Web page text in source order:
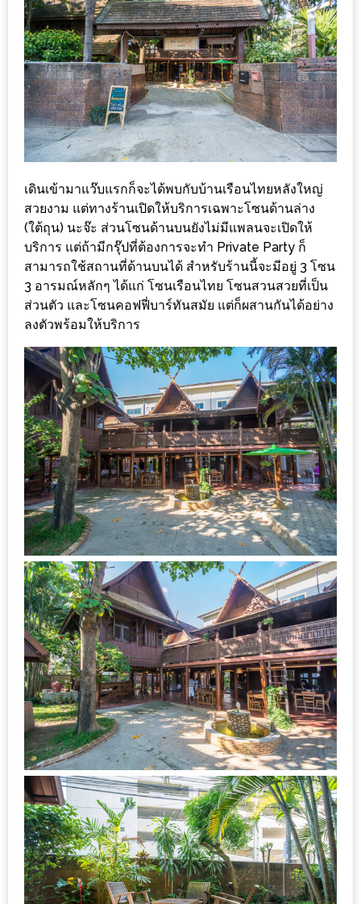
ต้อง
มา
ลอง
ถนน
คน
เดิน
วัน
ท่าแพ
เชียงใหม่
CART
CHECKOUT
DRAFT
–
บาร์บีคิว
สาว
เหนือ
กับ
สลัด
หนุ่ม
บ้านนา
เมนู
เด็ด
จาก
ANNA
FARM
ที่
เอาชนะ
ใจ
กรรมการ
จาก
THE
DISH
EVENT
ที่
ต้อง
ห้าม
เดินเข้ามาแว๊บแรกก็จะได้พบกับบ้านเรือนไทยหลังใหญ่
สวยงาม แต่ทางร้านเปิดให้บริการเฉพาะโซนด้านล่าง
(ใต้ถุน) นะจ๊ะ ส่วนโซนด้านบนยังไม่มีแพลนจะเปิดให้
บริการ แต่ถ้ามีกรุ๊ปที่ต้องการจะทำ Private Party ก็
สามารถใช้สถานที่ด้านบนได้ สำหรับร้านนี้จะมีอยู่ 3 โซน
3 อารมณ์หลักๆ ได้แก่ โซนเรือนไทย โซนสวนสวยที่เป็น
ส่วนตัว และโซนคอฟฟี่บาร์ทันสมัย แต่ก็ผสานกันได้อย่าง
ลงตัวพร้อมให้บริการ